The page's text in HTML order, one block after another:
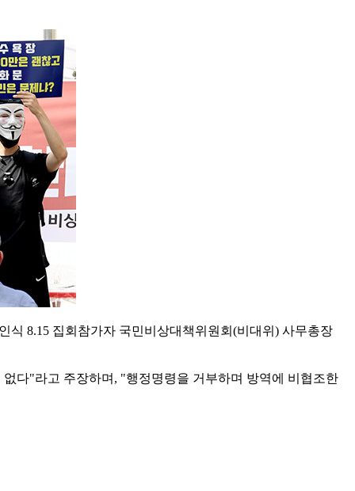
8.15 집회참가자 국민비상대책위원회(비대위) 사무총장
다"라고 주장하며, "행정명령을 거부하며 방역에 비협조한